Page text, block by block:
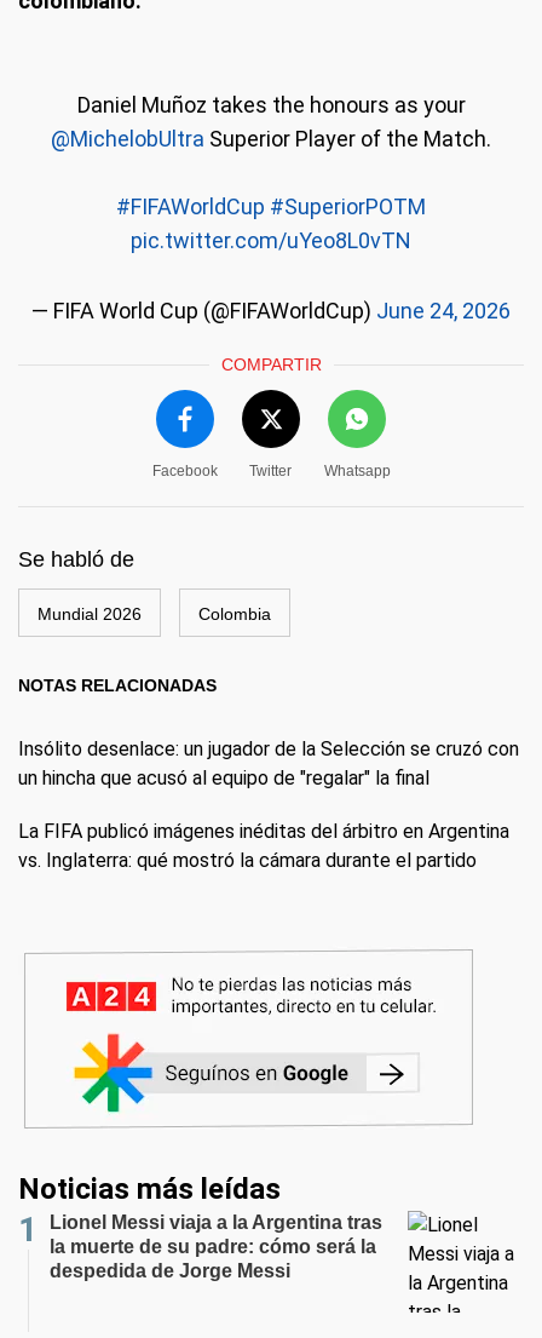
Daniel Muñoz takes the honours as your
@MichelobUltra Superior Player of the Match.
#FIFAWorldCup #SuperiorPOTM
pic.twitter.com/uYeo8L0vTN
— FIFA World Cup (@FIFAWorldCup) June 24, 2026
COMPARTIR
Facebook Twitter Whatsapp
Se habló de
Mundial 2026 Colombia
NOTAS RELACIONADAS
Insólito desenlace: un jugador de la Selección se cruzó con
un hincha que acusó al equipo de "regalar" la final
La FIFA publicó imágenes inéditas del árbitro en Argentina
vs. Inglaterra: qué mostró la cámara durante el partido
Noticias más leídas
Lionel Messi viaja a la Argentina tras
la muerte de su padre: cómo será la
despedida de Jorge Messi